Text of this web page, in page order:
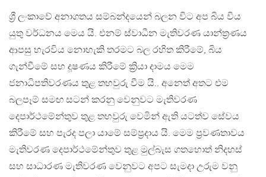
ශ්‍රී ලංකාවේ අනාගතය සම්බන්දයෙන් බලන විට අප බිය විය
යුතු වර්ධනය මෙය යි. එනම් ස්වාධීන මැතිවරණ යාන්ත්‍රණය
ආපසු හැරවිය නොහැකි තරමට බල රහිත කිරීමේ, බිය
ගැන්වීමේ සහ දූෂණය කිරීමේ ක්‍රියා දාමය මෙම
ජනාධිපතිවරණය තුළ තහවුරු වීම යි.. අනෙත් අතට එම
බලපෑම් සමඟ සටන් කරනු වෙනුවට මැතිවරණ
දෙපාර්ථමේන්තුව තුළ තහවුරු වෙමින් ඇති යටත්ව සේවය
කිරීමේ සහ පැරද පලා යාමේ සම්ප්‍රදාය යි. මෙම ප්‍රවණතාවය
මැතිවරණ දෙපාර්ථමේන්තුව තුළ මුල්බැස ගතහොත් නිදහස්
සහ සාධාරණ මැතිවරණ වෙනුවට අපට සැමදා උරුම වනු